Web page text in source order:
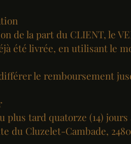
de la part du CLIENT, le
été livrée, en utilisant le
le remboursement
plus tard quatorze (14)
du Cluzelet-Cambade,